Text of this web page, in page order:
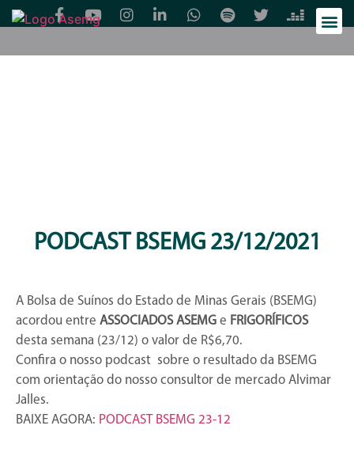
PODCAST BSEMG 23/12/2021
A Bolsa de Suínos do Estado de Minas Gerais (BSEMG)
acordou entre ASSOCIADOS ASEMG e FRIGORÍFICOS
desta semana (23/12) o valor de R$6,70.
Confira o nosso podcast sobre o resultado da BSEMG
com orientação do nosso consultor de mercado Alvimar
Jalles.
BAIXE AGORA: PODCAST BSEMG 23-12